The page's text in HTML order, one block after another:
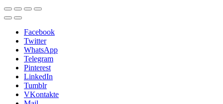
Facebook
Twitter
WhatsApp
Telegram
Pinterest
LinkedIn
Tumblr
VKontakte